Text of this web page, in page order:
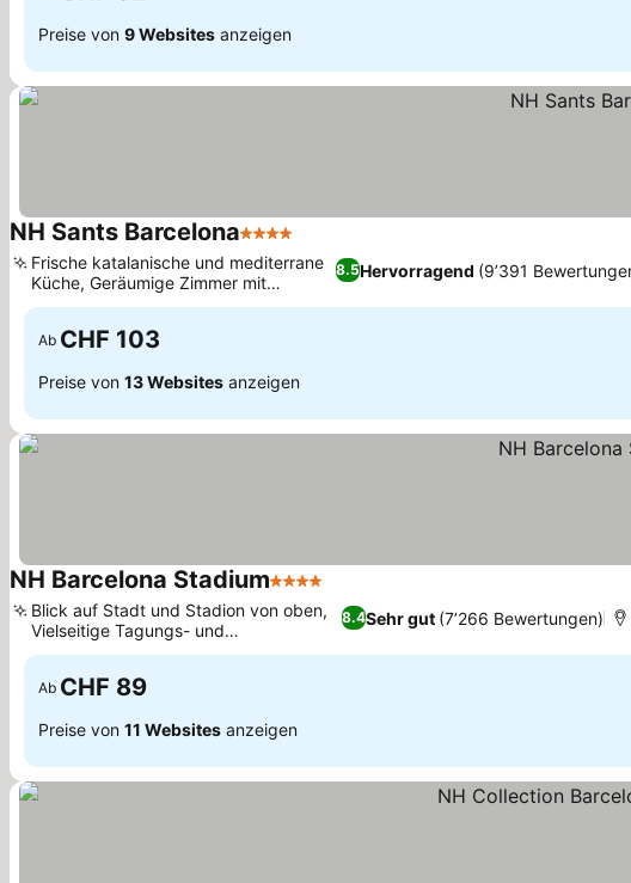
Preise von 9 Websites anzeigen
NH Sants Barcelona4 Sterne
8.5Hervorragend (9’391
Frische katalanische und mediterrane
Küche, Geräumige Zimmer mit
einzigartigem Design
Ab CHF 103
Preise von 13 Websites anzeigen
NH Barcelona Stadium4 Sterne
8.4Sehr gut (7’266 Bewertungen)
Blick auf Stadt und Stadion von oben,
Vielseitige Tagungs- und
Veranstaltungsräume
Ab CHF 89
Preise von 11 Websites anzeigen